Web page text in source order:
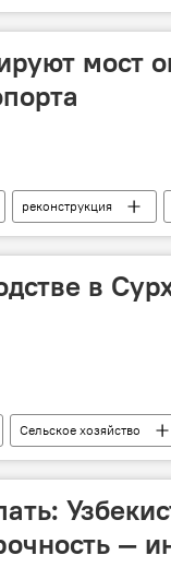
мост
реконструкция
в
Сельское хозяйство
—